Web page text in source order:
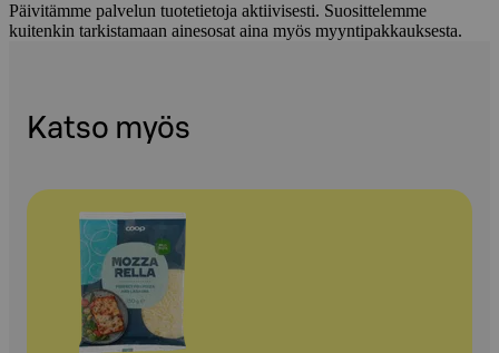
Päivitämme palvelun tuotetietoja aktiivisesti. Suosittelemme
kuitenkin tarkistamaan ainesosat aina myös myyntipakkauksesta.
Katso myös